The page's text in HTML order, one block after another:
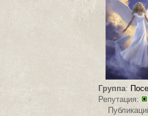
Группа:
Репутация: